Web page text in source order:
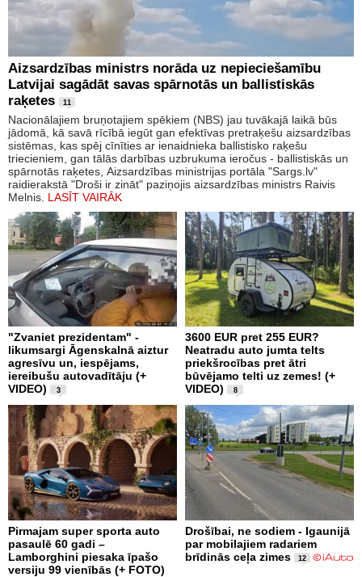
Aizsardzības ministrs norāda uz nepieciešamību
Latvijai sagādāt savas spārnotās un ballistiskās
raķetes
11
Nacionālajiem bruņotajiem spēkiem (NBS) jau tuvākajā laikā būs
jādomā, kā savā rīcībā iegūt gan efektīvas pretraķešu aizsardzības
sistēmas, kas spēj cīnīties ar ienaidnieka ballistisko raķešu
triecieniem, gan tālās darbības uzbrukuma ieročus - ballistiskās un
spārnotās raķetes, Aizsardzības ministrijas portāla "Sargs.lv"
raidierakstā "Droši ir zināt" paziņojis aizsardzības ministrs Raivis
Melnis. LASĪT VAIRĀK
"Zvaniet prezidentam" -
likumsargi Āgenskalnā aiztur
agresīvu un, iespējams,
iereibušu autovadītāju (+
VIDEO)
3
3600 EUR pret 255 EUR?
Neatradu auto jumta telts
priekšrocības pret ātri
būvējamo telti uz zemes! (+
VIDEO)
8
Pirmajam super sporta auto
pasaulē 60 gadi –
Lamborghini piesaka īpašo
versiju 99 vienībās (+ FOTO)
Drošībai, ne sodiem - Igaunijā
par mobilajiem radariem
brīdinās ceļa zimes
12